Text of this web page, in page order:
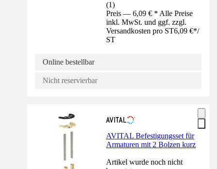
(1)
Preis — 6,09 € * Alle Preise
inkl. MwSt. und ggf. zzgl.
Versandkosten pro ST6,09 €*/
ST
Online bestellbar
Nicht reservierbar
AVITAL Befestigungsset für
Armaturen mit 2 Bolzen kurz
Artikel wurde noch nicht